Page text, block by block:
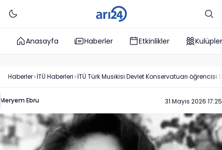
Anasayfa Haberler Etkinlikler Kulüpler
Haberler İTÜ Haberleri İTÜ Türk Musikisi Devlet Konservatuarı öğrencisi
Meryem Ebru 31 Mayıs 2026 17:25